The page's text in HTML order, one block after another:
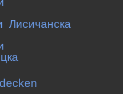
Лисичанска